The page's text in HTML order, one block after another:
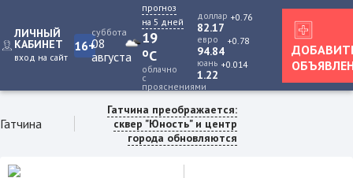
ЛИЧНЫЙ
КАБИНЕТ
вход на сайт
16+
суббота
08
августа
прогноз
на 5 дней
19
oC
облачно
с
прояснениями
доллар
82.17
+0.76
евро
94.84
+0.78
юань
1.22
+0.014
Гатчина
Гатчина преображается:
сквер "Юность" и центр
города обновляются